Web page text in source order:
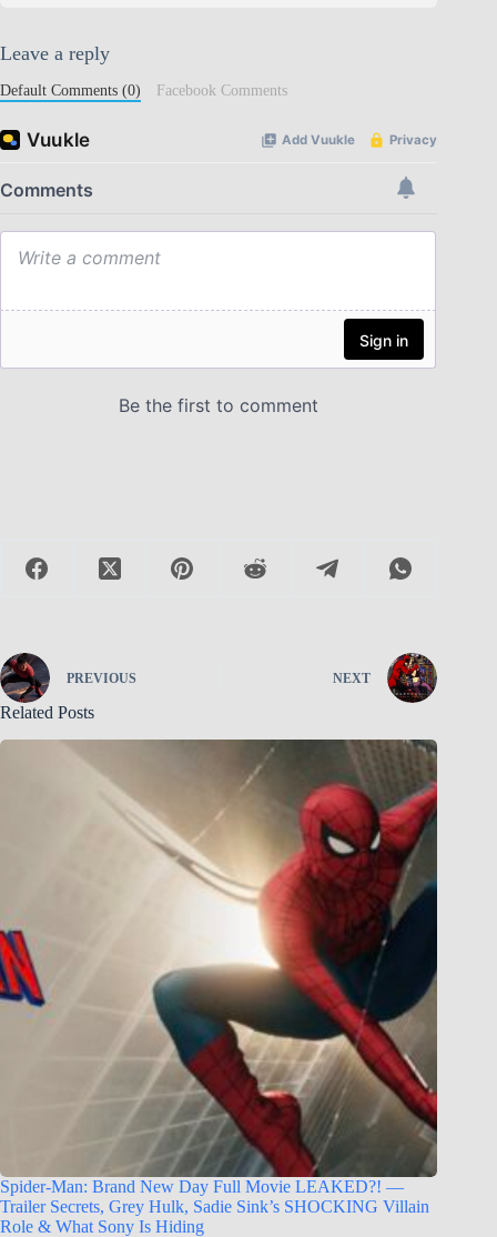
Leave a reply
Default Comments (0) Facebook Comments
PREVIOUS NEXT
Related Posts
Spider-Man: Brand New Day Full Movie LEAKED?! —
Trailer Secrets, Grey Hulk, Sadie Sink’s SHOCKING Villain
Role & What Sony Is Hiding